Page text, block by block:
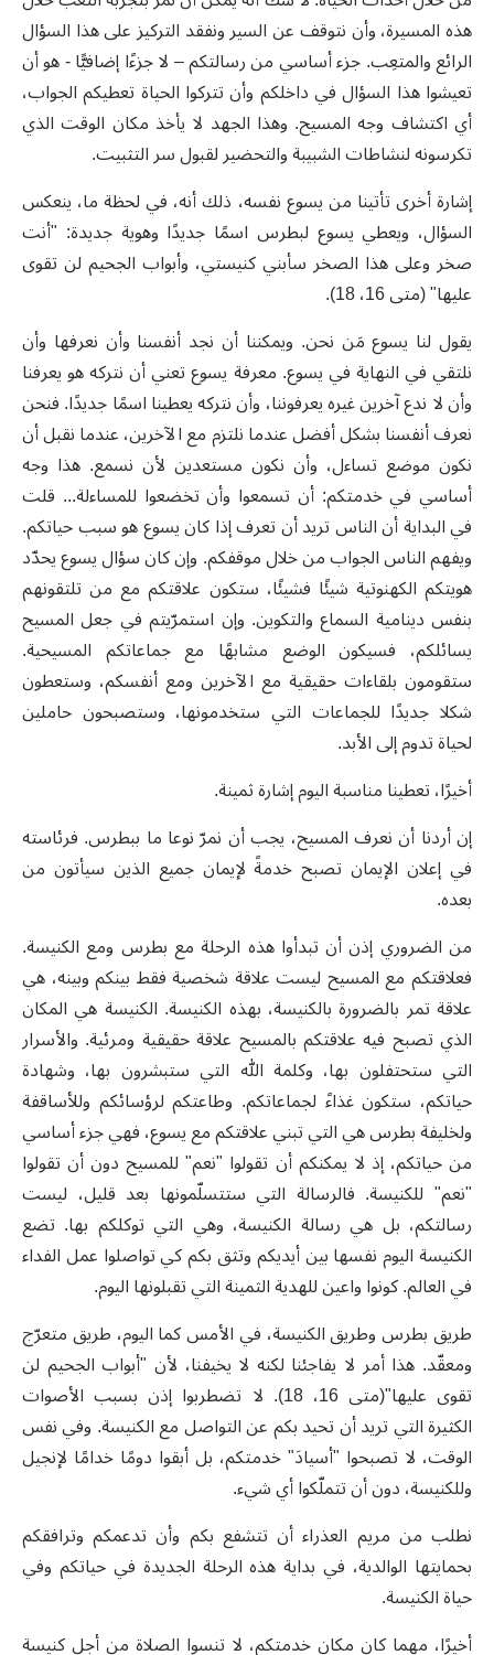
هذه المسيرة، وأن نتوقف عن السير ونفقد التركيز على هذا السؤال
الرائع والمتعِب. جزء أساسي من رسالتكم – لا جزءًا إضافيًّا - هو أن
تعيشوا هذا السؤال في داخلكم وأن تتركوا الحياة تعطيكم الجواب،
أي اكتشاف وجه المسيح. وهذا الجهد لا يأخذ مكان الوقت الذي
تكرسونه لنشاطات الشبيبة والتحضير لقبول سر التثبيت.
إشارة أخرى تأتينا من يسوع نفسه، ذلك أنه، في لحظة ما، ينعكس
السؤال، ويعطي يسوع لبطرس اسمًا جديدًا وهوية جديدة: "أنت
صخر وعلى هذا الصخر سأبني كنيستي، وأبواب الجحيم لن تقوى
عليها" (متى16، 18).
يقول لنا يسوع مَن نحن. ويمكننا أن نجد أنفسنا وأن نعرفها وأن
نلتقي في النهاية في يسوع. معرفة يسوع تعني أن نتركه هو يعرفنا
وأن لا ندع آخرين غيره يعرفوننا، وأن نتركه يعطينا اسمًا جديدًا. فنحن
نعرف أنفسنا بشكل أفضل عندما نلتزم مع الآخرين، عندما نقبل أن
نكون موضع تساءل، وأن نكون مستعدين لأن نسمع. هذا وجه
أساسي في خدمتكم: أن تسمعوا وأن تخضعوا للمساءلة... قلت
في البداية أن الناس تريد أن تعرف إذا كان يسوع هو سبب حياتكم.
ويفهم الناس الجواب من خلال موقفكم. وإن كان سؤال يسوع يحدّد
هويتكم الكهنوتية شيئًا فشيئًا، ستكون علاقتكم مع من تلتقونهم
بنفس دينامية السماع والتكوين. وإن استمرّيتم في جعل المسيح
يسائلكم، فسيكون الوضع مشابهًا مع جماعاتكم المسيحية.
ستقومون بلقاءات حقيقية مع الآخرين ومع أنفسكم، وستعطون
شكلا جديدًا للجماعات التي ستخدمونها، وستصبحون حاملين
لحياة تدوم إلى الأبد.
أخيرًا، تعطينا مناسبة اليوم إشارة ثمينة.
إن أردنا أن نعرف المسيح، يجب أن نمرّ نوعا ما ببطرس. فرئاسته
في إعلان الإيمان تصبح خدمةً لإيمان جميع الذين سيأتون من
بعده.
من الضروري إذن أن تبدأوا هذه الرحلة مع بطرس ومع الكنيسة.
فعلاقتكم مع المسيح ليست علاقة شخصية فقط بينكم وبينه، هي
علاقة تمر بالضرورة بالكنيسة، بهذه الكنيسة. الكنيسة هي المكان
الذي تصبح فيه علاقتكم بالمسيح علاقة حقيقية ومرئية. والأسرار
التي ستحتفلون بها، وكلمة الله التي ستبشرون بها، وشهادة
حياتكم، ستكون غذاءً لجماعاتكم. وطاعتكم لرؤسائكم وللأساقفة
ولخليفة بطرس هي التي تبني علاقتكم مع يسوع، فهي جزء أساسي
من حياتكم، إذ لا يمكنكم أن تقولوا "نعم" للمسيح دون أن تقولوا
"نعم" للكنيسة. فالرسالة التي ستتسلّمونها بعد قليل، ليست
رسالتكم، بل هي رسالة الكنيسة، وهي التي توكلكم بها. تضع
الكنيسة اليوم نفسها بين أيديكم وتثق بكم كي تواصلوا عمل الفداء
في العالم. كونوا واعين للهدية الثمينة التي تقبلونها اليوم.
طريق بطرس وطريق الكنيسة، في الأمس كما اليوم، طريق متعرّج
ومعقّد. هذا أمر لا يفاجئنا لكنه لا يخيفنا، لأن "أبواب الجحيم لن
تقوى عليها"(متى16، 18
). لا تضطربوا إذن بسبب الأصوات
الكثيرة التي تريد أن تحيد بكم عن التواصل مع الكنيسة. وفي نفس
الوقت، لا تصبحوا "أسيادَ" خدمتكم، بل أبقوا دومًا خدامًا لإنجيل
وللكنيسة، دون أن تتملّكوا أي شيء.
نطلب من مريم العذراء أن تتشفع بكم وأن تدعمكم وترافقكم
بحمايتها الوالدية، في بداية هذه الرحلة الجديدة في حياتكم وفي
حياة الكنيسة.
أخيرًا، مهما كان مكان خدمتكم، لا تنسوا الصلاة من أجل كنيسة